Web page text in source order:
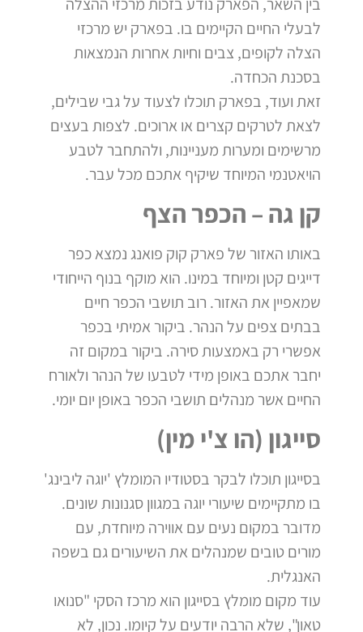
לבעלי החיים הקיימים בו. בפארק יש מרכזי
הצלה לקופים, צבים וחיות אחרות הנמצאות
בסכנת הכחדה.
זאת ועוד, בפארק תוכלו לצעוד על גבי שבילים,
לצאת לטרקים קצרים או ארוכים. לצפות בעצים
מרשימים ומערות מעניינות, ולהתחבר לטבע
הויאטנמי המיוחד שיקיף אתכם מכל עבר.
קן גה –הכפר הצף
באותו האזור של פארק קוק פואנג נמצא כפר
דייגים קטן ומיוחד במינו. הוא מוקף בנוף הייחודי
שמאפיין את האזור. רוב תושבי הכפר חיים
בבתים צפים על הנהר. ביקור אמיתי בכפר
אפשרי רק באמצעות סירה. ביקור במקום זה
יחבר אתכם באופן מידי לטבעו של הנהר ולאורח
החיים אשר מנהלים תושבי הכפר באופן יום יומי.
סייגון (הו צ'י מין)
בסייגון תוכלו לבקר בסטודיו המומלץ 'יוגה ליבינג'
בו מתקיימים שיעורי יוגה במגוון סגנונות שונים.
מדובר במקום נעים עם אווירה מיוחדת, עם
מורים טובים שמנהלים את השיעורים גם בשפה
האנגלית.
עוד מקום מומלץ בסייגון הוא מרכז הסקי "סנואו
טאון", שלא הרבה יודעים על קיומו. נכון, לא